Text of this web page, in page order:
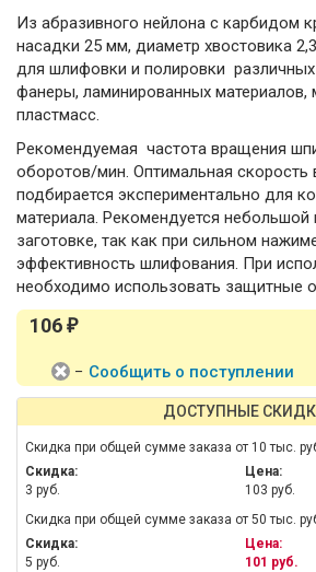
Из абразивного нейлона с карбидом
насадки 25 мм, диаметр хвостовика
для шлифовки и полировки
фанеры, ламинированных материалов,
пластмасс.
Рекомендуемая частота вращения
оборотов/мин. Оптимальная скорость
подбирается экспериментально для
материала. Рекомендуется небольшой
заготовке, так как при сильном
эффективность шлифования. При
необходимо использовать защитные
106 ₽
− Сообщить о поступлении
ДОСТУПНЫЕ
Скидка при общей сумме заказа от 10 тыс.
Скидка:
3 руб.
Цена:
103 руб.
Скидка при общей сумме заказа от 50 тыс.
Скидка:
5 руб.
Цена:
101 руб.